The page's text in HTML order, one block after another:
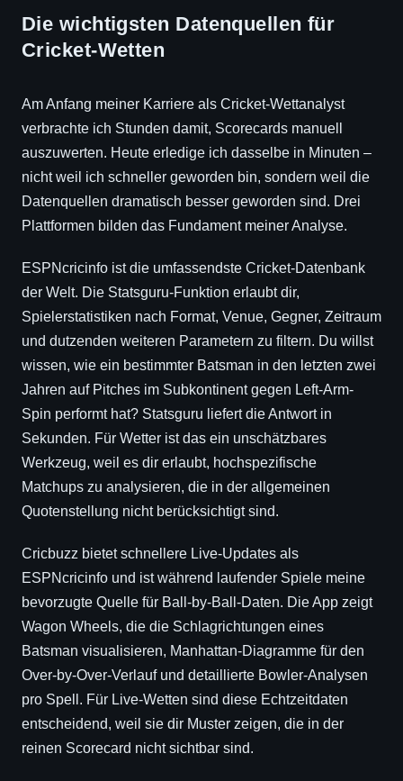
Die wichtigsten Datenquellen für
Cricket-Wetten
Am Anfang meiner Karriere als Cricket-Wettanalyst
verbrachte ich Stunden damit, Scorecards manuell
auszuwerten. Heute erledige ich dasselbe in Minuten –
nicht weil ich schneller geworden bin, sondern weil die
Datenquellen dramatisch besser geworden sind. Drei
Plattformen bilden das Fundament meiner Analyse.
ESPNcricinfo ist die umfassendste Cricket-Datenbank
der Welt. Die Statsguru-Funktion erlaubt dir,
Spielerstatistiken nach Format, Venue, Gegner, Zeitraum
und dutzenden weiteren Parametern zu filtern. Du willst
wissen, wie ein bestimmter Batsman in den letzten zwei
Jahren auf Pitches im Subkontinent gegen Left-Arm-
Spin performt hat? Statsguru liefert die Antwort in
Sekunden. Für Wetter ist das ein unschätzbares
Werkzeug, weil es dir erlaubt, hochspezifische
Matchups zu analysieren, die in der allgemeinen
Quotenstellung nicht berücksichtigt sind.
Cricbuzz bietet schnellere Live-Updates als
ESPNcricinfo und ist während laufender Spiele meine
bevorzugte Quelle für Ball-by-Ball-Daten. Die App zeigt
Wagon Wheels, die die Schlagrichtungen eines
Batsman visualisieren, Manhattan-Diagramme für den
Over-by-Over-Verlauf und detaillierte Bowler-Analysen
pro Spell. Für Live-Wetten sind diese Echtzeitdaten
entscheidend, weil sie dir Muster zeigen, die in der
reinen Scorecard nicht sichtbar sind.